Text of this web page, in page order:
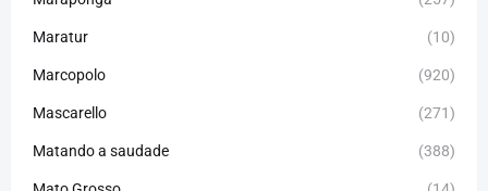
Maratur (10)
Marcopolo (920)
Mascarello (271)
Matando a saudade (388)